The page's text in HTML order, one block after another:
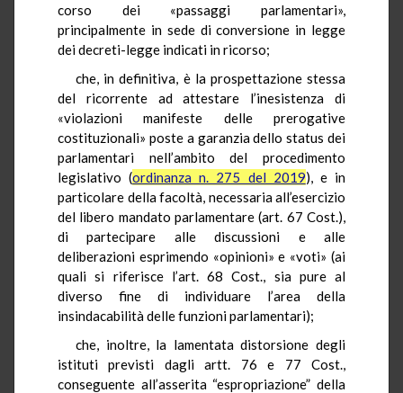
corso dei «passaggi parlamentari»,
principalmente in sede di conversione in legge
dei decreti-legge indicati in ricorso;
che, in definitiva, è la prospettazione stessa
del ricorrente ad attestare l’inesistenza di
«violazioni manifeste delle prerogative
costituzionali» poste a garanzia dello status dei
parlamentari nell’ambito del procedimento
legislativo (ordinanza n. 275 del 2019), e in
particolare della facoltà, necessaria all’esercizio
del libero mandato parlamentare (art. 67 Cost.),
di partecipare alle discussioni e alle
deliberazioni esprimendo «opinioni» e «voti» (ai
quali si riferisce l’art. 68 Cost., sia pure al
diverso fine di individuare l’area della
insindacabilità delle funzioni parlamentari);
che, inoltre, la lamentata distorsione degli
istituti previsti dagli artt. 76 e 77 Cost.,
conseguente all’asserita “espropriazione” della